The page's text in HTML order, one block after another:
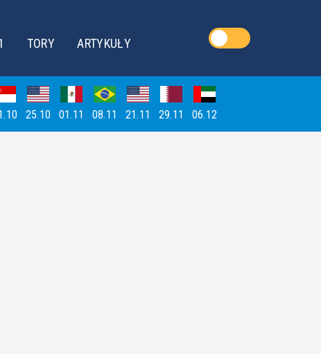
TORY ARTYKUŁY
25.10 01.11 08.11 21.11 29.11 06.12